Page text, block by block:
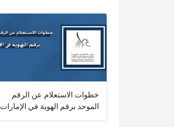
خطوات الاستعلام عن الرقم
الموحد برقم الهوية في الإمارات